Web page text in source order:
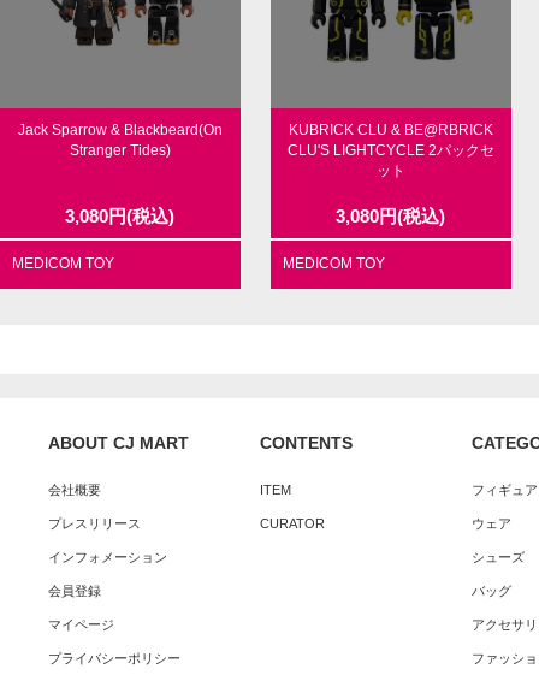
Jack Sparrow & Blackbeard(On
Stranger Tides)
3,080円(税込)
MEDICOM TOY
KUBRICK CLU & BE@RBRICK
CLU'S LIGHTCYCLE 2パックセ
ット
3,080円(税込)
MEDICOM TOY
ABOUT CJ MART
会社概要
プレスリリース
インフォメーション
会員登録
マイページ
プライバシーポリシー
CONTENTS
ITEM
CURATOR
フィギュ
ウェア
シューズ
バッグ
アクセサ
ファッシ